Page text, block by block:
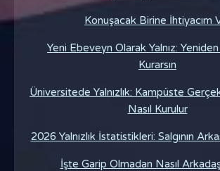
Konuşacak Birine İhtiyacım
Yeni Ebeveyn Olarak Yalnız:
Kurarsın
Üniversitede Yalnızlık: Kampüste
Nasıl Kurulur
2026 Yalnızlık İstatistikleri: Salgının
İşte Garip Olmadan Nasıl